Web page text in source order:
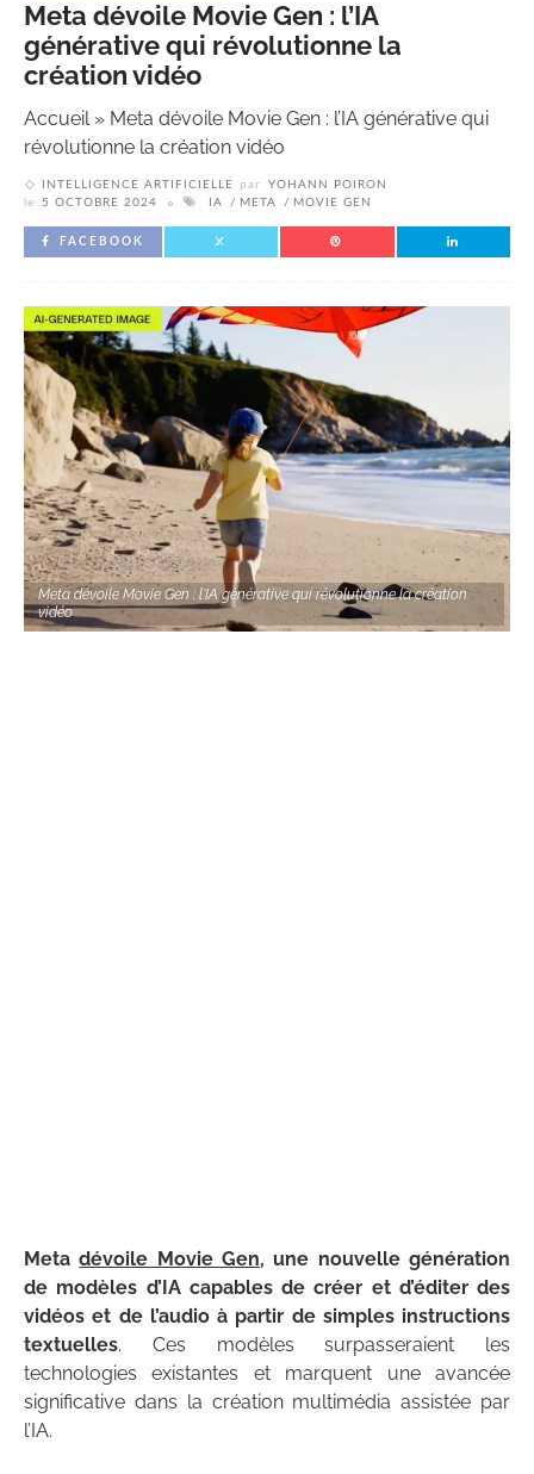
Meta dévoile Movie Gen : l’IA
générative qui révolutionne la
création vidéo
Accueil» Meta dévoile Movie Gen : l’IA générative qui
révolutionne la création vidéo
INTELLIGENCE ARTIFICIELLE par
YOHANN POIRON
le
5 OCTOBRE 2024 IA META MOVIE GEN
FACEBOOK
Meta dévoile Movie Gen : l'IA générative qui révolutionne la création
vidéo
Metadévoile Movie Gen, une nouvelle génération
de modèles d’IA capables de créer et d’éditer des
vidéos et de l’audio à partir de simples instructions
textuelles. Ces modèles surpasseraient les
technologies existantes et marquent une avancée
significative dans la création multimédia assistée par
l’IA.